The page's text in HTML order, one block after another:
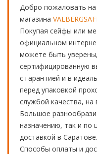
Добро пожаловать на
магазина
Покупая сейфы или
официальном
можете быть
сертифицированную
с гарантией и в
перед упаковкой
службой качества, на
Большое
назначению, так и по
доставкой в
Способы оплаты и